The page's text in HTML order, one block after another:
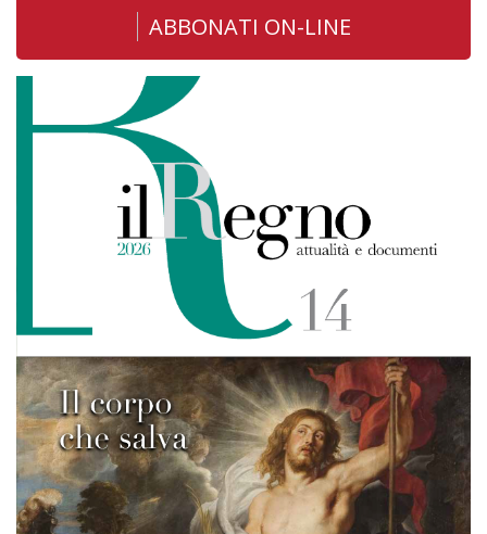
ABBONATI ON-LINE